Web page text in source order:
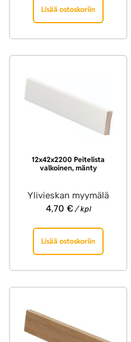
Lisää ostoskoriin
12x42x2200 Peitelista
valkoinen, mänty
Ylivieskan myymälä
4,70 €/ kpl
Lisää ostoskoriin